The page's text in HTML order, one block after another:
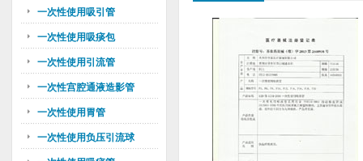
一次性使用吸引管
一次性使用吸痰包
一次性使用引流管
一次性宫腔通液造影管
一次性使用胃管
一次性使用负压引流球